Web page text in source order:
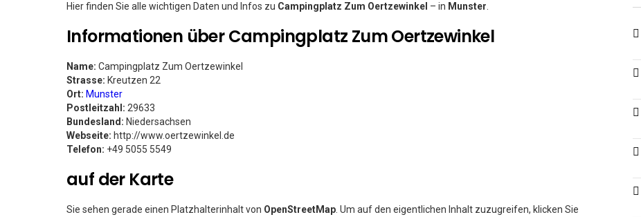
Hier finden Sie alle wichtigen Daten und Infos zu Campingplatz Zum Oertzewinkel – in Munster
Informationen über Campingplatz Zum Oertzewinkel
Name: Campingplatz Zum Oertzewinkel
Strasse: Kreutzen 22
Ort: Munster
Postleitzahl: 29633
Bundesland: Niedersachsen
Webseite: http://www.oertzewinkel.de
Telefon: +49 5055 5549
auf der Karte
Sie sehen gerade einen Platzhalterinhalt von OpenStreetMap . Um auf den eigentlichen Inhalt zuzugreifen, klicken Sie